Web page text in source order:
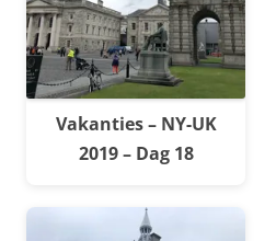
Vakanties – NY-UK
2019 – Dag 18